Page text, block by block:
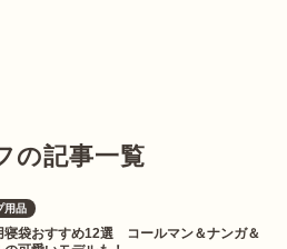
の記事一覧
用品
寝袋おすすめ12選 コールマン＆ナンガ＆